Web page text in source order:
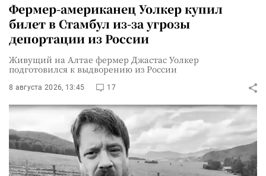
Фермер-американец Уолкер купил
билет в Стамбул из-за угрозы
депортации из России
Живущий на Алтае фермер Джастас Уолкер
подготовился к выдворению из России
8 августа 2026, 13:45 17